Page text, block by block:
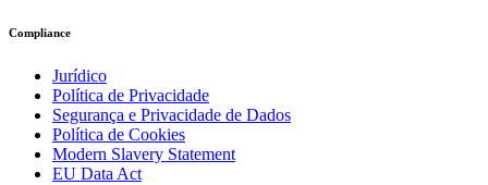
Compliance
Jurídico
Política de Privacidade
Segurança e Privacidade de Dados
Política de Cookies
Modern Slavery Statement
EU Data Act